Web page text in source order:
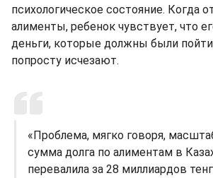
психологическое состояние. Когда
алименты, ребенок чувствует, что
деньги, которые должны были пойти
попросту исчезают.
«Проблема, мягко говоря,
сумма долга по алиментам в
перевалила за 28 миллиардов